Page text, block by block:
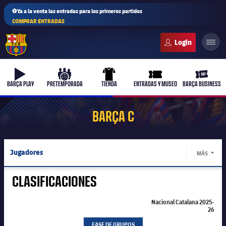
⚽Ya a la venta las entradas para los primeros partidos
COMPRAR ENTRADAS
b-play
BARÇA PLAY
culers-ball
PRETEMPORADA
uniform
TIENDA
ticket-full
ENTRADAS Y MUSEO
ticket-
BARÇA BUSINESS
BARÇA C
Jugadores MÁS
Calendario
CLASIFICACIONES
Nacional Catalana 2025-
26